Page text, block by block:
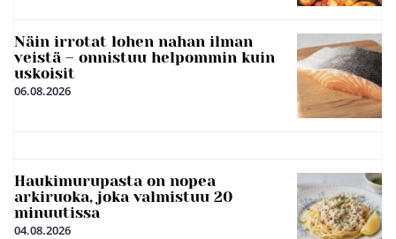
Näin irrotat lohen nahan ilman
veistä – onnistuu helpommin kuin
uskoisit
06.08.2026
Haukimurupasta on nopea
arkiruoka, joka valmistuu 20
minuutissa
04.08.2026